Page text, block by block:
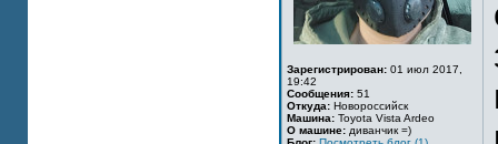
Зарегистрирован: 01 июл 2017,
19:42
Сообщения: 51
Откуда: Новороссийск
Машина: Toyota Vista Ardeo
О машине: диванчик =)